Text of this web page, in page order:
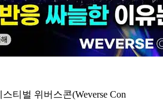
티벌 위버스콘(Weverse Con